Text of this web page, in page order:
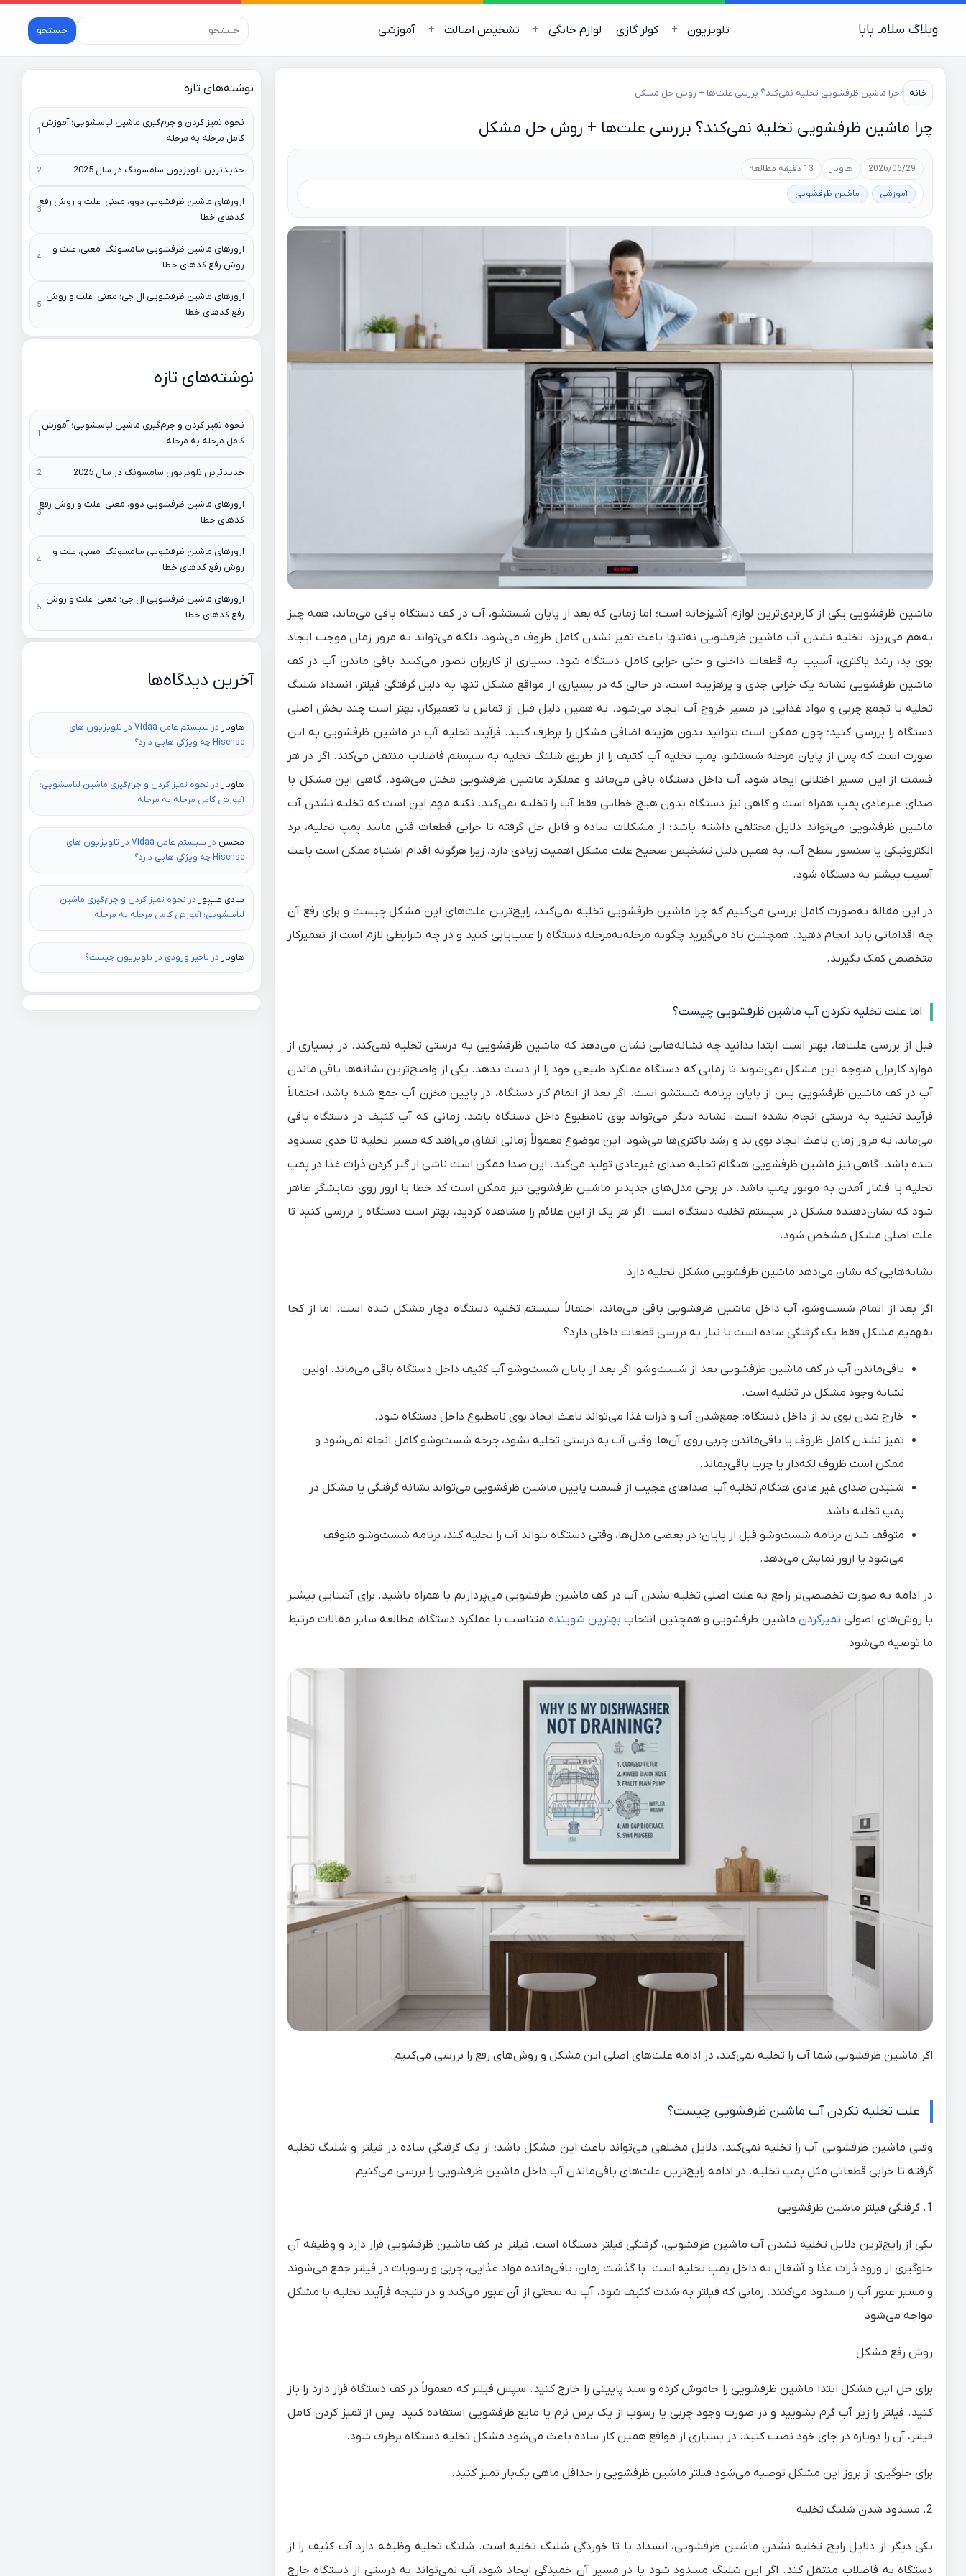
وبلاگ سلامـ بابا تلویزیون کولر گازی لوازم خانگی تشخیص اصالت آموزشی جستجو
خانه /چرا ماشین ظرفشویی تخلیه نمی‌کند؟ بررسی علت‌ها + روش حل مشکل
چرا ماشین ظرفشویی تخلیه نمی‌کند؟ بررسی علت‌ها + روش حل مشکل
2026/06/29 هاوناز 13 دقیقه مطالعه
آموزشی ماشین ظرفشویی
ماشین ظرفشویی یکی از کاربردی‌ترین لوازم آشپزخانه است؛ اما زمانی که بعد از پایان شستشو، آب در کف دستگاه باقی می‌ماند، همه چیز
به‌هم می‌ریزد. تخلیه نشدن آب ماشین ظرفشویی نه‌تنها باعث تمیز نشدن کامل ظروف می‌شود، بلکه می‌تواند به مرور زمان موجب ایجاد
بوی بد، رشد باکتری، آسیب به قطعات داخلی و حتی خرابی کامل دستگاه شود. بسیاری از کاربران تصور می‌کنند باقی ماندن آب در کف
ماشین ظرفشویی نشانه یک خرابی جدی و پرهزینه است، در حالی که در بسیاری از مواقع مشکل تنها به دلیل گرفتگی فیلتر، انسداد شلنگ
تخلیه یا تجمع چربی و مواد غذایی در مسیر خروج آب ایجاد می‌شود. به همین دلیل قبل از تماس با تعمیرکار، بهتر است چند بخش اصلی
دستگاه را بررسی کنید؛ چون ممکن است بتوانید بدون هزینه اضافی مشکل را برطرف کنید. فرآیند تخلیه آب در ماشین ظرفشویی به این
صورت است که پس از پایان مرحله شستشو، پمپ تخلیه آب کثیف را از طریق شلنگ تخلیه به سیستم فاضلاب منتقل می‌کند. اگر در هر
قسمت از این مسیر اختلالی ایجاد شود، آب داخل دستگاه باقی می‌ماند و عملکرد ماشین ظرفشویی مختل می‌شود. گاهی این مشکل با
صدای غیرعادی پمپ همراه است و گاهی نیز دستگاه بدون هیچ خطایی فقط آب را تخلیه نمی‌کند. نکته مهم این است که تخلیه نشدن آب
ماشین ظرفشویی می‌تواند دلایل مختلفی داشته باشد؛ از مشکلات ساده و قابل حل گرفته تا خرابی قطعات فنی مانند پمپ تخلیه، برد
الکترونیکی یا سنسور سطح آب. به همین دلیل تشخیص صحیح علت مشکل اهمیت زیادی دارد، زیرا هرگونه اقدام اشتباه ممکن است باعث
آسیب بیشتر به دستگاه شود.
در این مقاله به‌صورت کامل بررسی می‌کنیم که چرا ماشین ظرفشویی تخلیه نمی‌کند، رایج‌ترین علت‌های این مشکل چیست و برای رفع آن
چه اقداماتی باید انجام دهید. همچنین یاد می‌گیرید چگونه مرحله‌به‌مرحله دستگاه را عیب‌یابی کنید و در چه شرایطی لازم است از تعمیرکار
متخصص کمک بگیرید.
اما علت تخلیه نکردن آب ماشین ظرفشویی چیست؟
قبل از بررسی علت‌ها، بهتر است ابتدا بدانید چه نشانه‌هایی نشان می‌دهد که ماشین ظرفشویی به درستی تخلیه نمی‌کند. در بسیاری از
موارد کاربران متوجه این مشکل نمی‌شوند تا زمانی که دستگاه عملکرد طبیعی خود را از دست بدهد. یکی از واضح‌ترین نشانه‌ها باقی ماندن
آب در کف ماشین ظرفشویی پس از پایان برنامه شستشو است. اگر بعد از اتمام کار دستگاه، در پایین مخزن آب جمع شده باشد، احتمالاً
فرآیند تخلیه به درستی انجام نشده است. نشانه دیگر می‌تواند بوی نامطبوع داخل دستگاه باشد. زمانی که آب کثیف در دستگاه باقی
می‌ماند، به مرور زمان باعث ایجاد بوی بد و رشد باکتری‌ها می‌شود. این موضوع معمولاً زمانی اتفاق می‌افتد که مسیر تخلیه تا حدی مسدود
شده باشد. گاهی نیز ماشین ظرفشویی هنگام تخلیه صدای غیرعادی تولید می‌کند. این صدا ممکن است ناشی از گیر کردن ذرات غذا در پمپ
تخلیه یا فشار آمدن به موتور پمپ باشد. در برخی مدل‌های جدیدتر ماشین ظرفشویی نیز ممکن است کد خطا یا ارور روی نمایشگر ظاهر
شود که نشان‌دهنده مشکل در سیستم تخلیه دستگاه است. اگر هر یک از این علائم را مشاهده کردید، بهتر است دستگاه را بررسی کنید تا
علت اصلی مشکل مشخص شود.
نشانه‌هایی که نشان می‌دهد ماشین ظرفشویی مشکل تخلیه دارد.
اگر بعد از اتمام شست‌وشو، آب داخل ماشین ظرفشویی باقی می‌ماند، احتمالاً سیستم تخلیه دستگاه دچار مشکل شده است. اما از کجا
بفهمیم مشکل فقط یک گرفتگی ساده است یا نیاز به بررسی قطعات داخلی دارد؟
باقی‌ماندن آب در کف ماشین ظرقشویی بعد از شست‌وشو: اگر بعد از پایان شست‌وشو آب کثیف داخل دستگاه باقی می‌ماند. اولین
نشانه وجود مشکل در تخلیه است.
خارج شدن بوی بد از داخل دستگاه: جمع‌شدن آب و ذرات غذا می‌تواند باعث ایجاد بوی نامطبوع داخل دستگاه شود.
تمیز نشدن کامل ظروف یا باقی‌ماندن چربی روی آن‌ها: وقتی آب به درستی تخلیه نشود، چرخه شست‌وشو کامل انجام نمی‌شود و
ممکن است ظروف لکه‌دار یا چرب باقی‌بماند.
شنیدن صدای غیر عادی هنگام تخلیه آب: صداهای عجیب از قسمت پایین ماشین ظرفشویی می‌تواند نشانه گرفتگی یا مشکل در
پمپ تخلیه باشد.
متوقف شدن برنامه شست‌وشو قبل از پایان: در بعضی مدل‌ها، وقتی دستگاه نتواند آب را تخلیه کند، برنامه شست‌وشو متوقف
می‌شود یا ارور نمایش می‌دهد.
در ادامه به صورت تخصصی‌تر راجع به علت اصلی تخلیه نشدن آب در کف ماشین ظرفشویی می‌پردازیم با همراه باشید. برای آشنایی بیشتر
با روش‌های اصولی تمیزکردن ماشین ظرفشویی و همچنین انتخاب بهترین شوینده متناسب با عملکرد دستگاه، مطالعه سایر مقالات مرتبط
ما توصیه می‌شود.
اگر ماشین ظرفشویی شما آب را تخلیه نمی‌کند، در ادامه علت‌های اصلی این مشکل و روش‌های رفع را بررسی می‌کنیم.
علت تخلیه نکردن آب ماشین ظرفشویی چیست؟
وقتی ماشین ظرفشویی آب را تخلیه نمی‌کند. دلایل مختلفی می‌تواند باعث این مشکل باشد؛ از یک گرفتگی ساده در فیلتر و شلنگ تخلیه
گرفته تا خرابی قطعاتی مثل پمپ تخلیه. در ادامه رایج‌ترین علت‌های باقی‌ماندن آب داخل ماشین ظرفشویی را بررسی می‌کنیم.
1. گرفتگی فیلتر ماشین ظرفشویی
یکی از رایج‌ترین دلایل تخلیه نشدن آب ماشین ظرفشویی، گرفتگی فیلتر دستگاه است. فیلتر در کف ماشین ظرفشویی قرار دارد و وظیفه آن
جلوگیری از ورود ذرات غذا و آشغال به داخل پمپ تخلیه است. با گذشت زمان، باقی‌مانده مواد غذایی، چربی و رسوبات در فیلتر جمع می‌شوند
و مسیر عبور آب را مسدود می‌کنند. زمانی که فیلتر به شدت کثیف شود، آب به سختی از آن عبور می‌کند و در نتیجه فرآیند تخلیه با مشکل
مواجه می‌شود
روش رفع مشکل
برای حل این مشکل ابتدا ماشین ظرفشویی را خاموش کرده و سبد پایینی را خارج کنید. سپس فیلتر که معمولاً در کف دستگاه قرار دارد را باز
کنید. فیلتر را زیر آب گرم بشویید و در صورت وجود چربی یا رسوب از یک برس نرم یا مایع ظرفشویی استفاده کنید. پس از تمیز کردن کامل
فیلتر، آن را دوباره در جای خود نصب کنید. در بسیاری از مواقع همین کار ساده باعث می‌شود مشکل تخلیه دستگاه برطرف شود.
برای جلوگیری از بروز این مشکل توصیه می‌شود فیلتر ماشین ظرفشویی را حداقل ماهی یک‌بار تمیز کنید.
2. مسدود شدن شلنگ تخلیه
یکی دیگر از دلایل رایج تخلیه نشدن ماشین ظرفشویی، انسداد یا تا خوردگی شلنگ تخلیه است. شلنگ تخلیه وظیفه دارد آب کثیف را از
دستگاه به فاضلاب منتقل کند. اگر این شلنگ مسدود شود یا در مسیر آن خمیدگی ایجاد شود، آب نمی‌تواند به درستی از دستگاه خارج
نوشته‌های تازه
نحوه تمیز کردن و جرم‌گیری ماشین لباسشویی؛ آموزش
کامل مرحله به مرحله
جدیدترین تلویزیون سامسونگ در سال 2025
ارورهای ماشین ظرفشویی دوو، معنی، علت و روش رفع
کدهای خطا
ارورهای ماشین ظرفشویی سامسونگ؛ معنی، علت و
روش رفع کدهای خطا
ارورهای ماشین ظرفشویی ال جی؛ معنی، علت و روش
رفع کدهای خطا
نوشته‌های تازه
نحوه تمیز کردن و جرم‌گیری ماشین لباسشویی؛ آموزش
کامل مرحله به مرحله
جدیدترین تلویزیون سامسونگ در سال 2025
ارورهای ماشین ظرفشویی دوو، معنی، علت و روش رفع
کدهای خطا
ارورهای ماشین ظرفشویی سامسونگ؛ معنی، علت و
روش رفع کدهای خطا
ارورهای ماشین ظرفشویی ال جی؛ معنی، علت و روش
رفع کدهای خطا
آخرین دیدگاه‌ها
هاوناز در
سیستم عامل Vidaa در تلویزیون های
Hisense چه ویژگی هایی دارد؟
هاوناز در نحوه تمیز کردن و جرم‌گیری ماشین لباسشویی؛
آموزش کامل مرحله به مرحله
محسن در
سیستم عامل Vidaa در تلویزیون های
Hisense چه ویژگی هایی دارد؟
شادی علیپور در نحوه تمیز کردن و جرم‌گیری ماشین
لباسشویی؛ آموزش کامل مرحله به مرحله
هاوناز در تاخیر ورودی در تلویزیون چیست؟